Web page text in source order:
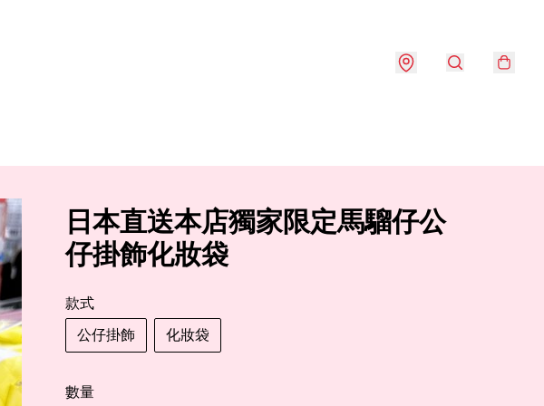
日本直送本店獨家限定馬騮仔公
仔掛飾化妝袋
款式
公仔掛飾
化妝袋
數量